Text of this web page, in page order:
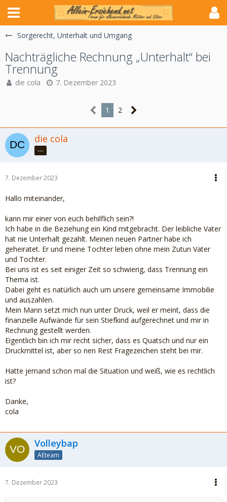
Sorgerecht, Unterhalt und Umgang
Nachträgliche Rechnung „Unterhalt“ bei
Trennung
die cola 7. Dezember 2023
1 2
die cola
---
7. Dezember 2023
Hallo miteinander,
kann mir einer von euch behilflich sein?!
Ich habe in die Beziehung ein Kind mitgebracht. Der leibliche Vater
hat nie Unterhalt gezahlt. Meinen neuen Partner habe ich
geheiratet. Er und meine Tochter leben ohne mein Zutun Vater
und Tochter.
Bei uns ist es seit einiger Zeit so schwierig, dass Trennung ein
Thema ist.
Dabei geht es natürlich auch um unsere gemeinsame Immobilie
und auszahlen.
Mein Mann setzt mich nun unter Druck, weil er meint, dass die
finanzielle Aufwände für sein Stiefkind aufgerechnet und mir in
Rechnung gestellt werden.
Eigentlich bin ich mir recht sicher, dass es Quatsch und nur ein
Druckmittel ist, aber so nen Rest Fragezeichen steht bei mir.
Hatte jemand schon mal die Situation und weiß, wie es rechtlich
ist?
Danke,
cola
Volleybap
AEteam
7. Dezember 2023